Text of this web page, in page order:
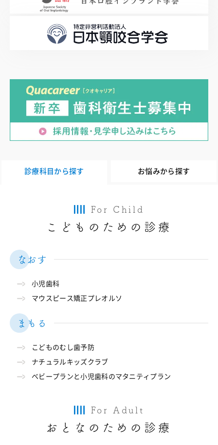
診療科目から探す お悩みから探す
For Child
こどものための診療
なおす
小児歯科
マウスピース矯正プレオルソ
まもる
こどものむし歯予防
ナチュラルキッズクラブ
ベビープランと小児歯科のマタニティプラン
For Adult
おとなのための診療